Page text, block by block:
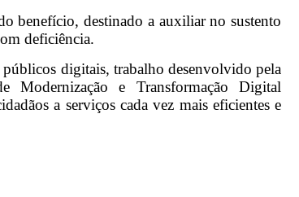
benefício, destinado a auxiliar no sustento
deficiência.
digitais, trabalho desenvolvido pela
Modernização e Transformação Digital
a serviços cada vez mais eficientes e